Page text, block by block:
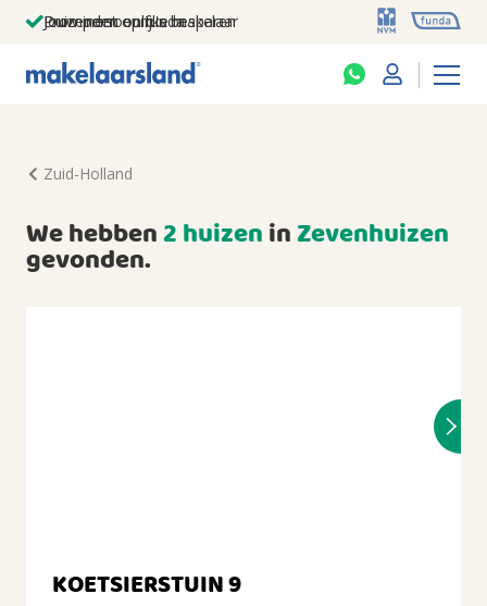
Jouw persoonlijke makelaar
Duizenden euro's besparen
Prominent op funda
Zuid-Holland
We hebben2 huizeninZevenhuizen
gevonden.
KOETSIERSTUIN 9